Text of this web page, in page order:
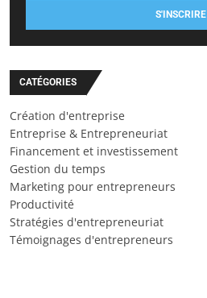
S'INSCRIRE
CATÉGORIES
Création d'entreprise
Entreprise & Entrepreneuriat
Financement et investissement
Gestion du temps
Marketing pour entrepreneurs
Productivité
Stratégies d'entrepreneuriat
Témoignages d'entrepreneurs